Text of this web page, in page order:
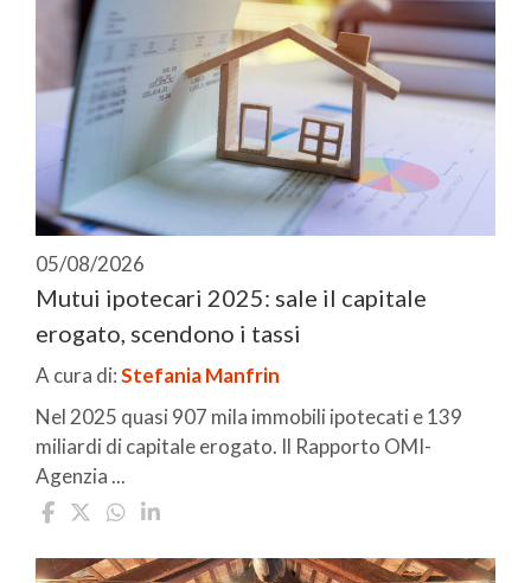
05/08/2026
Mutui ipotecari 2025: sale il capitale
erogato, scendono i tassi
A cura di:Stefania Manfrin
Nel 2025 quasi 907 mila immobili ipotecati e 139
miliardi di capitale erogato. Il Rapporto OMI-
Agenzia ...